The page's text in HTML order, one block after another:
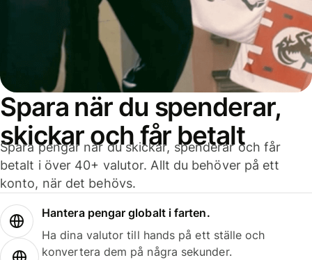
Spara när du spenderar,
skickar och får betalt
Spara pengar när du skickar, spenderar och får
betalt i över 40+ valutor. Allt du behöver på ett
konto, när det behövs.
Hantera pengar globalt i farten.
Ha dina valutor till hands på ett ställe och
konvertera dem på några sekunder.